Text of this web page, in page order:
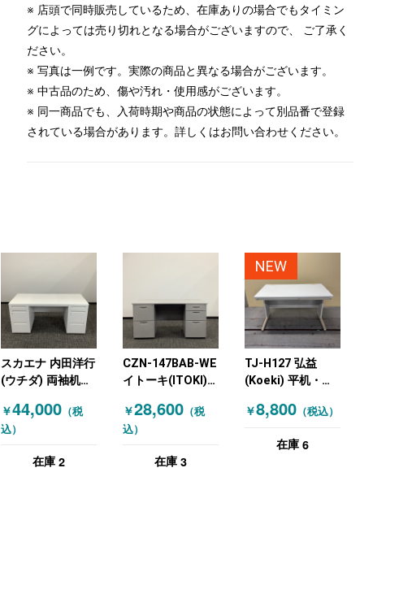
※ 店頭で同時販売しているため、在庫ありの場合でもタイミン
グによっては売り切れとなる場合がございますので、 ご了承く
ださい。
※ 写真は一例です。実際の商品と異なる場合がございます。
※ 中古品のため、傷や汚れ・使用感がございます。
※ 同一商品でも、入荷時期や商品の状態によって別品番で登録
されている場合があります。詳しくはお問い合わせください。
スカエナ 内田洋行
(ウチダ) 両袖机
￥44,000（税
込）
在庫 2
CZN-147BAB-WE
イトーキ(ITOKI)
ューグレー
￥28,600（税
込）
在庫 3
NEW
TJ-H127 弘益
(Koeki) 平机・平
￥8,800（税込）
在庫 6